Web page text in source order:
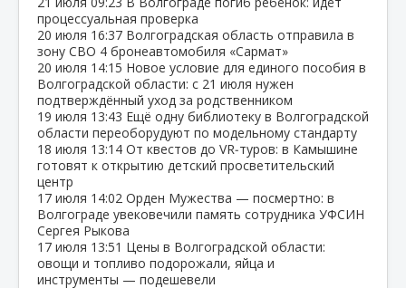
процессуальная проверка
20 июля 16:37 Волгоградская область отправила в
зону СВО 4 бронеавтомобиля «Сармат»
20 июля 14:15 Новое условие для единого пособия в
Волгоградской области: с 21 июля нужен
подтверждённый уход за родственником
19 июля 13:43 Ещё одну библиотеку в Волгоградской
области переоборудуют по модельному стандарту
18 июля 13:14 От квестов до VR‑туров: в Камышине
готовят к открытию детский просветительский
центр
17 июля 14:02 Орден Мужества — посмертно: в
Волгограде увековечили память сотрудника УФСИН
Сергея Рыкова
17 июля 13:51 Цены в Волгоградской области:
овощи и топливо подорожали, яйца и
инструменты — подешевели